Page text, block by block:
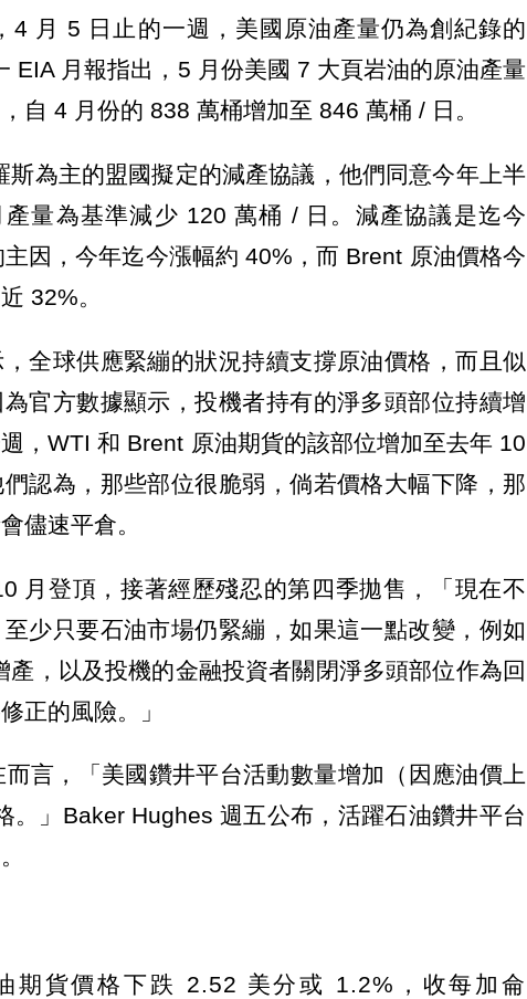
4 月 5 日止的一週，美國原油產量仍為創紀錄的
EIA 月報指出，5 月份美國 7 大頁岩油的原油產量
自 4 月份的 838 萬桶增加至 846 萬桶 / 日。
斯為主的盟國擬定的減產協議，他們同意今年上半
量為基準減少 120 萬桶 / 日。減產協議是迄今
因，今年迄今漲幅約 40%，而 Brent 原油價格今
32%。
全球供應緊繃的狀況持續支撐原油價格，而且似
官方數據顯示，投機者持有的淨多頭部位持續增
，WTI 和 Brent 原油期貨的該部位增加至去年 10
認為，那些部位很脆弱，倘若價格大幅下降，那
儘速平倉。
月登頂，接著經歷殘忍的第四季拋售，「現在不
少只要石油市場仍緊繃，如果這一點改變，例如
產，以及投機的金融投資者關閉淨多頭部位作為回
正的風險。」
言，「美國鑽井平台活動數量增加（因應油價上
。」Baker Hughes 週五公布，活躍石油鑽井平台
期貨價格下跌 2.52 美分或 1.2%，收每加侖